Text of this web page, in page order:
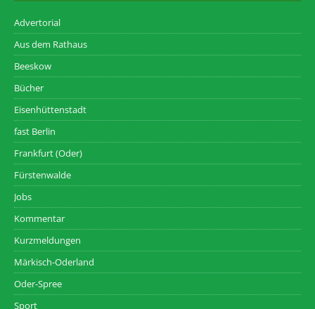
Advertorial
Aus dem Rathaus
Beeskow
Bücher
Eisenhüttenstadt
fast Berlin
Frankfurt (Oder)
Fürstenwalde
Jobs
Kommentar
Kurzmeldungen
Märkisch-Oderland
Oder-Spree
Sport